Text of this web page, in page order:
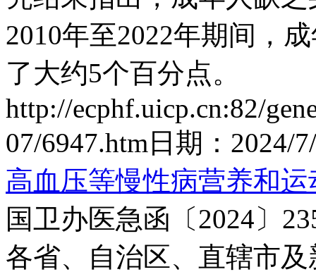
2010年至2022年期间，
了大约5个百分点。
http://ecphf.uicp.cn:82/
07/6947.htm 日期： 2024/
高血压等慢性病营养和
国卫办医急函〔2024〕
各省、自治区、直辖市